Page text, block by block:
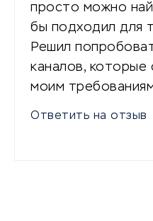
просто можно
бы подходил для
Решил
каналов,
моим
Ответить на отзыв